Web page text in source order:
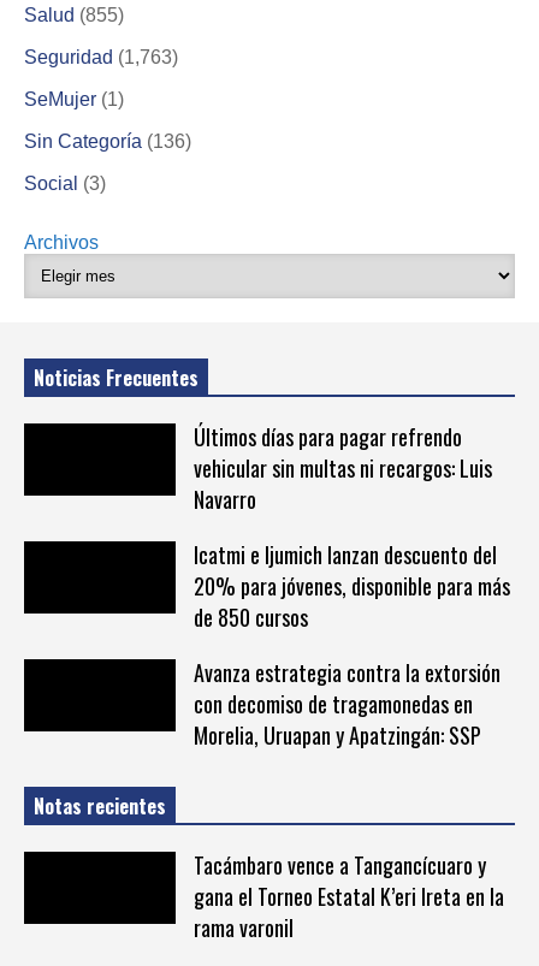
Salud (855)
Seguridad (1,763)
SeMujer (1)
Sin Categoría (136)
Social (3)
Archivos
Noticias Frecuentes
Últimos días para pagar refrendo
vehicular sin multas ni recargos: Luis
Navarro
Icatmi e Ijumich lanzan descuento del
20% para jóvenes, disponible para más
de 850 cursos
Avanza estrategia contra la extorsión
con decomiso de tragamonedas en
Morelia, Uruapan y Apatzingán: SSP
Notas recientes
Tacámbaro vence a Tangancícuaro y
gana el Torneo Estatal K’eri Ireta en la
rama varonil